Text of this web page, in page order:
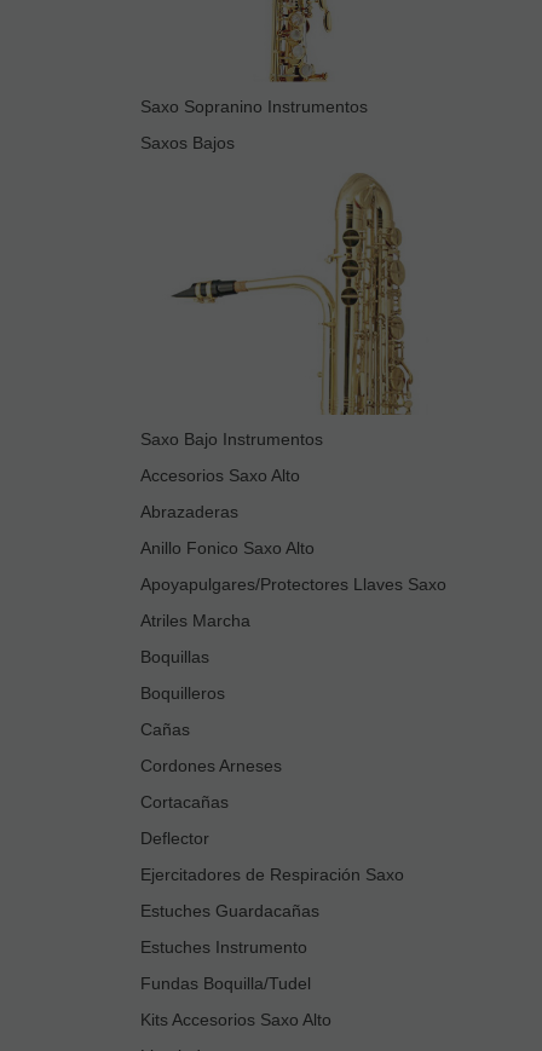
Saxo Sopranino Instrumentos
Saxos Bajos
Saxo Bajo Instrumentos
Accesorios Saxo Alto
Abrazaderas
Anillo Fonico Saxo Alto
Apoyapulgares/Protectores Llaves Saxo
Atriles Marcha
Boquillas
Boquilleros
Cañas
Cordones Arneses
Cortacañas
Deflector
Ejercitadores de Respiración Saxo
Estuches Guardacañas
Estuches Instrumento
Fundas Boquilla/Tudel
Kits Accesorios Saxo Alto